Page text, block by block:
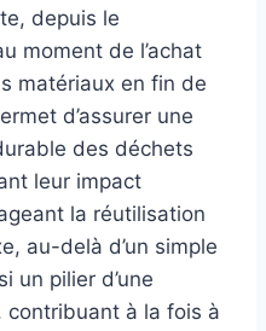
depuis le
moment de l’achat
matériaux en fin de
d’assurer une
des déchets
leur impact
la réutilisation
au-delà d’un simple
un pilier d’une
contribuant à la fois à